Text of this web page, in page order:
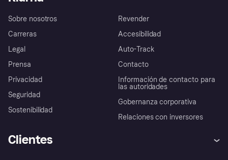
Sobre nosotros
Carreras
Legal
Prensa
Privacidad
Seguridad
Sostenibilidad
Revender
Accesibilidad
Auto-Track
Contacto
Información de contacto para
las autoridades
Gobernanza corporativa
Relaciones con inversores
Clientes